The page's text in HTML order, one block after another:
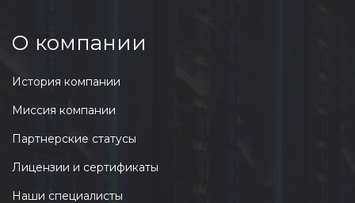
О компании
История компании
Миссия компании
Партнерские статусы
Лицензии и сертификаты
Наши специалисты